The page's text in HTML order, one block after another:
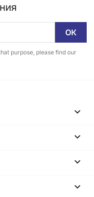
purpose, please find our



keyboard_arrow_down